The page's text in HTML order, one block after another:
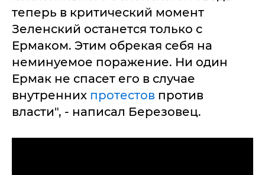
теперь в критический момент
Зеленский останется только с
Ермаком. Этим обрекая себя на
неминуемое поражение. Ни один
Ермак не спасет его в случае
внутренних протестов против
власти", - написал Березовец.